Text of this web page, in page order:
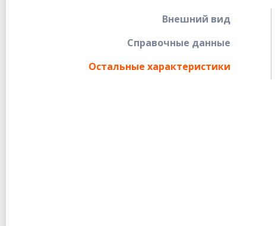
Внешний вид
Справочные данные
Остальные характеристики